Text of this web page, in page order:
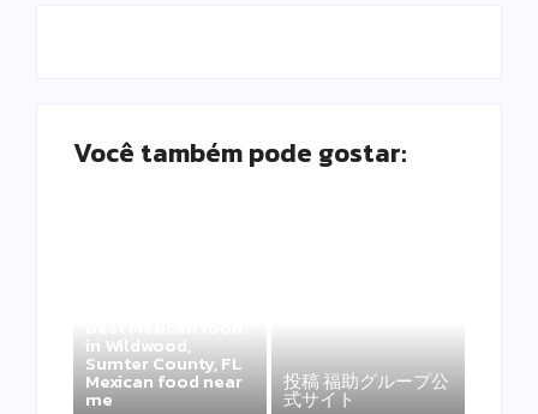
Você também pode gostar:
in Wildwood,
Sumter County, FL
Mexican food near
me
投稿 福助グループ公
式サイト